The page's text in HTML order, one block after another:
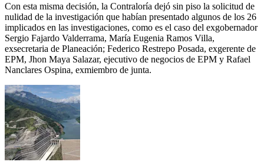
Con esta misma decisión, la Contraloría dejó sin piso la solicitud de
nulidad de la investigación que habían presentado algunos de los 26
implicados en las investigaciones, como es el caso del exgobernador
Sergio Fajardo Valderrama, María Eugenia Ramos Villa,
exsecretaria de Planeación; Federico Restrepo Posada, exgerente de
EPM, Jhon Maya Salazar, ejecutivo de negocios de EPM y Rafael
Nanclares Ospina, exmiembro de junta.